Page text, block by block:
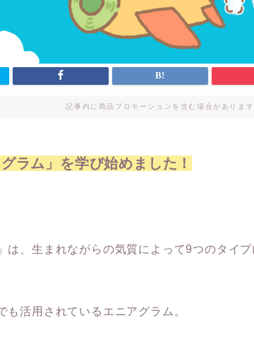
記事内に商品プロモーションを含む場合があります
ラム」を学び始めました！
は、生まれながらの気質によって9つのタイ
も活用されているエニアグラム。